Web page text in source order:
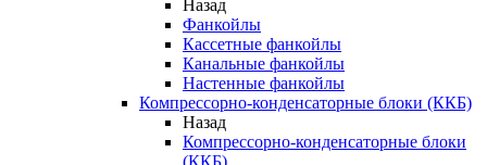
Назад
Фанкойлы
Кассетные фанкойлы
Канальные фанкойлы
Настенные фанкойлы
Компрессорно-конденсаторные блоки (ККБ)
Назад
Компрессорно-конденсаторные блоки
(ККБ)